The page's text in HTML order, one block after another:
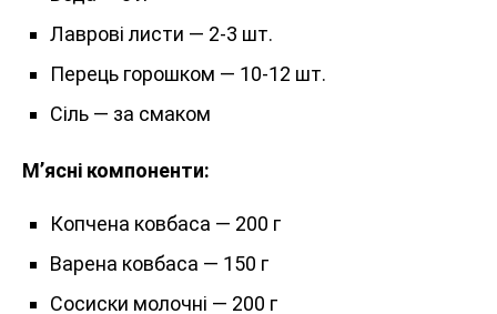
Лаврові листи — 2-3 шт.
Перець горошком — 10-12 шт.
Сіль — за смаком
М’ясні компоненти:
Копчена ковбаса — 200 г
Варена ковбаса — 150 г
Сосиски молочні — 200 г